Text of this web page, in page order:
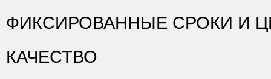
ФИКСИРОВАННЫЕ СРОКИ И
КАЧЕСТВО